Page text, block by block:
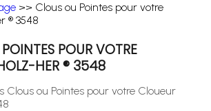
>> Clous ou Pointes pour votre
® 3548
POUR VOTRE
HER ® 3548
Clous ou Pointes pour votre Cloueur